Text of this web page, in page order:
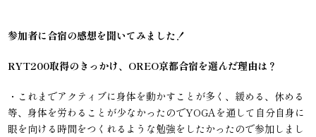
参加者に合宿の感想を聞いてみました！
RYT200取得のきっかけ、OREO京都合宿を選んだ理由は？
・これまでアクティブに身体を動かすことが多く、緩める、休める
等、身体を労わることが少なかったのでYOGAを通して自分自身に
眼を向ける時間をつくれるような勉強をしたかったので参加しまし